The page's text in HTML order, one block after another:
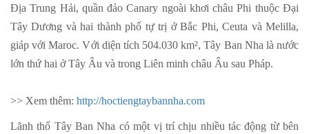
Địa Trung Hải, quần đảo Canary ngoài khơi châu Phi thuộc Đại
Tây Dương và hai thành phố tự trị ở Bắc Phi, Ceuta và Melilla,
giáp với Maroc. Với diện tích 504.030 km², Tây Ban Nha là nước
lớn thứ hai ở Tây Âu và trong Liên minh châu Âu sau Pháp.
>> Xem thêm: http://hoctiengtaybannha.com
Lãnh thổ Tây Ban Nha có một vị trí chịu nhiều tác động từ bên